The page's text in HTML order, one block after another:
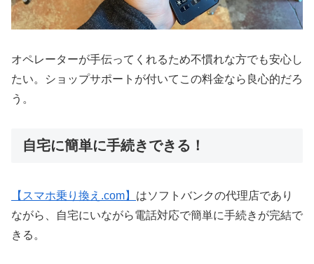
オペレーターが手伝ってくれるため不慣れな方でも安心し
たい。ショップサポートが付いてこの料金なら良心的だろ
う。
自宅に簡単に手続きできる！
【スマホ乗り換え.com】 はソフトバンクの代理店であり
ながら、自宅にいながら電話対応で簡単に手続きが完結で
きる。